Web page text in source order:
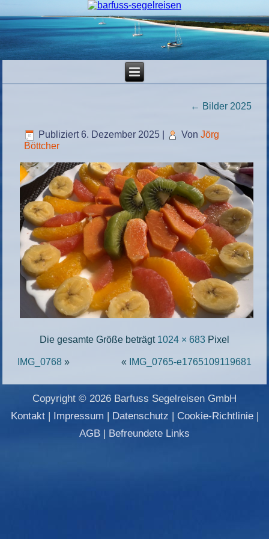
← Bilder 2025
Publiziert 6. Dezember 2025 Von Jörg
Böttcher
Die gesamte Größe beträgt 1024 × 683 Pixel
IMG_0768 » « IMG_0765-e1765109119681
Copyright © 2026 Barfuss Segelreisen GmbH
Kontakt| Impressum | Datenschutz | Cookie-Richtlinie|
AGB | Befreundete Links